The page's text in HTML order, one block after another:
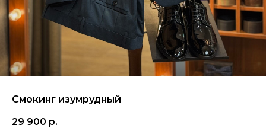
Смокинг изумрудный
29 900 р.